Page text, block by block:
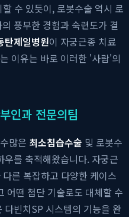
수 있듯이, 로봇수술 역시 로
풍부한 경험과 숙련도가 결
탄제일병원이 자궁근종 치료
이유는 바로 이러한 '사람'의
인과 전문의팀
많은 최소침습수술 및 로봇수
를 축적해왔습니다. 자궁근
른 복잡하고 다양한 케이스
어떤 첨단 기술로도 대체할 수
빈치SP 시스템의 기능을 완